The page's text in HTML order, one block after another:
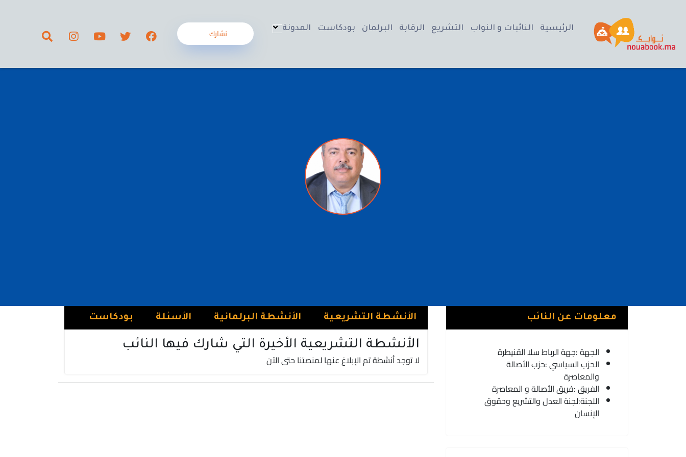
الرئيسية النائبات و النواب التشريع الرقابة البرلمان بودكاست المدونة نشارك
معلومات عن النائب
الجهة :جهة الرباط سلا القنيطرة
الحزب السياسي :حزب الأصالة
والمعاصرة
الفريق :فريق الأصالة و المعاصرة
اللجنة:لجنة العدل والتشريع وحقوق
الإنسان
الأنشطة التشريعية الأنشطة البرلمانية الأسئلة بودكاست
الأنشطة التشريعية الأخيرة التي شارك فيها النائب
لا توجد أنشطة تم الإبلاغ عنها لمنصتنا حتى الآن